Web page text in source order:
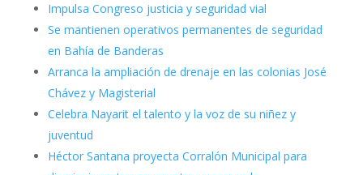
Impulsa Congreso justicia y seguridad vial
Se mantienen operativos permanentes de seguridad
en Bahía de Banderas
Arranca la ampliación de drenaje en las colonias José
Chávez y Magisterial
Celebra Nayarit el talento y la voz de su niñez y
juventud
Héctor Santana proyecta Corralón Municipal para